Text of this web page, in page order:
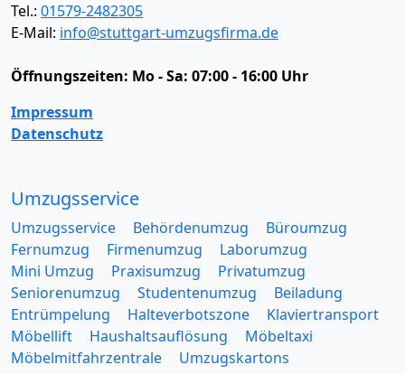
Tel.: 01579-2482305
E-Mail: info@stuttgart-umzugsfirma.de
Öffnungszeiten: Mo - Sa: 07:00 - 16:00 Uhr
Impressum
Datenschutz
Umzugsservice
Umzugsservice Behördenumzug
Büroumzug
Fernumzug
Firmenumzug
Laborumzug
Mini Umzug
Praxisumzug
Privatumzug
Seniorenumzug
Studentenumzug
Beiladung
Entrümpelung
Halteverbotszone
Klaviertransport
Möbellift
Haushaltsauflösung
Möbeltaxi
Möbelmitfahrzentrale
Umzugskartons